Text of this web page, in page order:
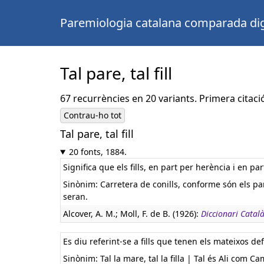
Paremiologia catalana comparada
Tal pare, tal fill
67 recurrències en 20 variants. Primera
Contrau-ho tot
Castellà: De tal palo, tal astilla
Llatí:Qualis pater, talis filius
Tal pare, tal fill
20 fonts, 1884.
Significa que els fills, en part per herència i en
Sinònim: Carretera de conills, conforme són els
seran.
Alcover, A. M.; Moll, F. de B. (1926): Diccionari
Es diu referint-se a fills que tenen els mateixos
Sinònim: Tal la mare, tal la filla | Tal és Ali com